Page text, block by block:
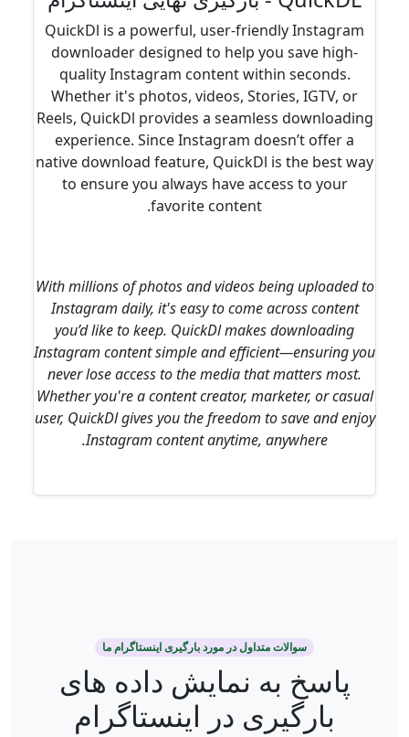
QuickDl is a powerful, user-friendly Instagram
downloader designed to help you save high-
quality Instagram content within seconds.
Whether it's photos, videos, Stories, IGTV, or
Reels, QuickDl provides a seamless downloading
experience. Since Instagram doesn’t offer a
native download feature, QuickDl is the best way
to ensure you always have access to your
favorite content.
With millions of photos and videos being uploaded to
Instagram daily, it's easy to come across content
you’d like to keep. QuickDl makes downloading
Instagram content simple and efficient—ensuring you
never lose access to the media that matters most.
Whether you're a content creator, marketer, or casual
user, QuickDl gives you the freedom to save and enjoy
Instagram content anytime, anywhere.
سوالات متداول در مورد بارگیری اینستاگرام ما
پاسخ به نمایش داده های
بارگیری در اینستاگرام